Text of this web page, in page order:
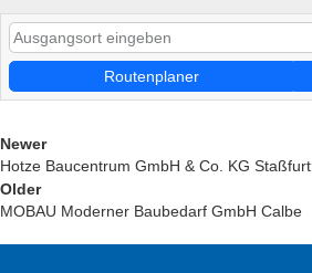
Routenplaner
Newer
Hotze Baucentrum GmbH & Co. KG Staßfurt
Older
MOBAU Moderner Baubedarf GmbH Calbe